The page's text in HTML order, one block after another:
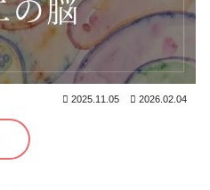
2025.11.05 2026.02.04